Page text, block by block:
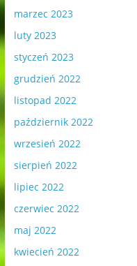
marzec 2023
luty 2023
styczeń 2023
grudzień 2022
listopad 2022
październik 2022
wrzesień 2022
sierpień 2022
lipiec 2022
czerwiec 2022
maj 2022
kwiecień 2022